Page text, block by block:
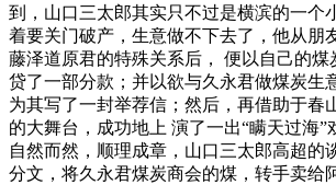
到，山口三太郎其实只不过是横滨的一个
着要关门破产，生意做不下去了，他从朋
藤泽道原君的特殊关系后， 便以自己的煤
贷了一部分款；并以欲与久永君做煤炭生
为其写了一封举荐信；然后，再借助于春
的大舞台，成功地上 演了一出“瞒天过海”
自然而然，顺理成章，山口三太郎高超的
分文，将久永君煤炭商会的煤，转手卖给